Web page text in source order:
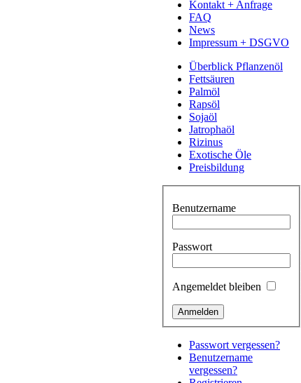
Kontakt + Anfrage
FAQ
News
Impressum + DSGVO
Überblick Pflanzenöl
Fettsäuren
Palmöl
Rapsöl
Sojaöl
Jatrophaöl
Rizinus
Exotische Öle
Preisbildung
Benutzername
Passwort
Angemeldet bleiben
Passwort vergessen?
Benutzername
vergessen?